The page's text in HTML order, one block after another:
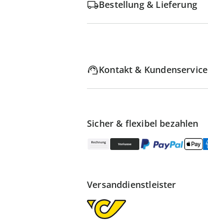
Bestellung & Lieferung
Kontakt & Kundenservice
Sicher & flexibel bezahlen
Versanddienstleister